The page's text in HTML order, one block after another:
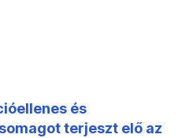
és
terjeszt elő az